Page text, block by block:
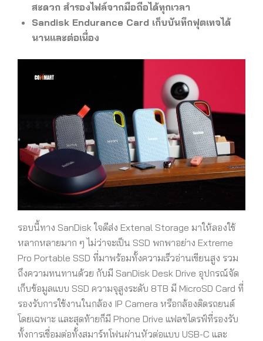
สะดวก สำรองไฟล์จากมือถือได้ทุกเวลา
Sandisk Endurance Card เก็บบันทึกฟุตเทจได้
นานและต่อเนื่อง
รอบนี้ทาง SanDisk ใจดีส่ง Extenal Storage มาให้ลองใช้
หลากหลายมาก ๆ ไม่ว่าจะเป็น SSD พกพาอย่าง Extreme
Pro Portable SSD ที่มาพร้อมทั้งความเร็วอ่านเขียนสูง รวม
ถึงความทนทานด้วย กับมี SanDisk Desk Drive อุปกรณ์จัด
เก็บข้อมูลแบบ SSD ความจุสูงระดับ 8TB มี MicroSD Card ที่
รองรับการใช้งานในกล้อง IP Camera หรือกล้องติดรถยนต์
โดยเฉพาะ และสุดท้ายก็มี Phone Drive แฟลชไดรฟ์ที่รองรับ
ทั้งการเชื่อมต่อทั้งสมาร์ทโฟนผ่านหัวต่อแบบ USB-C และ